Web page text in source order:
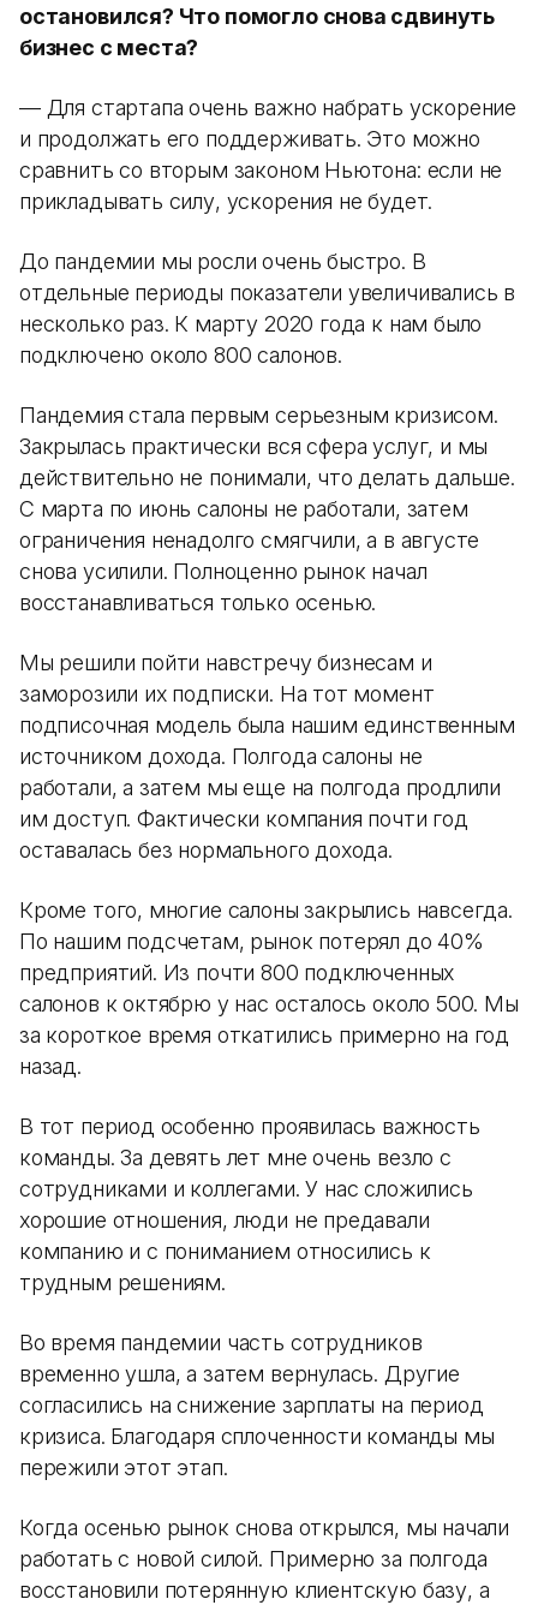
остановился? Что помогло снова сдвинуть
бизнес с места?
— Для стартапа очень важно набрать ускорение
и продолжать его поддерживать. Это можно
сравнить со вторым законом Ньютона: если не
прикладывать силу, ускорения не будет.
До пандемии мы росли очень быстро. В
отдельные периоды показатели увеличивались в
несколько раз. К марту 2020 года к нам было
подключено около 800 салонов.
Пандемия стала первым серьезным кризисом.
Закрылась практически вся сфера услуг, и мы
действительно не понимали, что делать дальше.
С марта по июнь салоны не работали, затем
ограничения ненадолго смягчили, а в августе
снова усилили. Полноценно рынок начал
восстанавливаться только осенью.
Мы решили пойти навстречу бизнесам и
заморозили их подписки. На тот момент
подписочная модель была нашим единственным
источником дохода. Полгода салоны не
работали, а затем мы еще на полгода продлили
им доступ. Фактически компания почти год
оставалась без нормального дохода.
Кроме того, многие салоны закрылись навсегда.
По нашим подсчетам, рынок потерял до 40%
предприятий. Из почти 800 подключенных
салонов к октябрю у нас осталось около 500. Мы
за короткое время откатились примерно на год
назад.
В тот период особенно проявилась важность
команды. За девять лет мне очень везло с
сотрудниками и коллегами. У нас сложились
хорошие отношения, люди не предавали
компанию и с пониманием относились к
трудным решениям.
Во время пандемии часть сотрудников
временно ушла, а затем вернулась. Другие
согласились на снижение зарплаты на период
кризиса. Благодаря сплоченности команды мы
пережили этот этап.
Когда осенью рынок снова открылся, мы начали
работать с новой силой. Примерно за полгода
восстановили потерянную клиентскую базу, а